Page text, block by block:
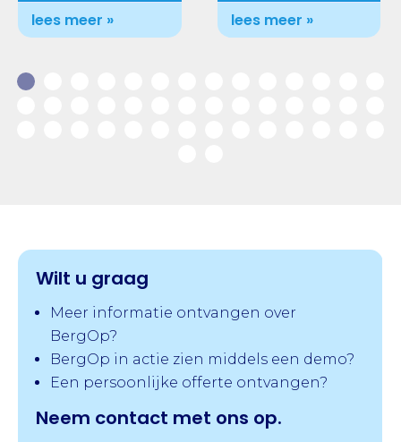
lees meer » lees meer »
Wilt u graag
Meer informatie ontvangen over
BergOp?
BergOp in actie zien middels een demo?
Een persoonlijke offerte ontvangen?
Neem contact met ons op.